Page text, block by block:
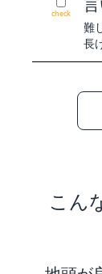
check
難
長
こん